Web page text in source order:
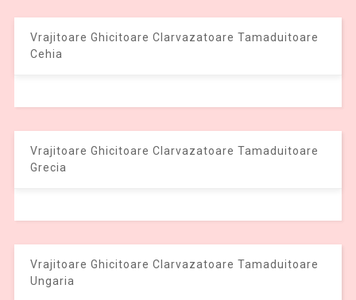
Vrajitoare Ghicitoare Clarvazatoare Tamaduitoare
Cehia
Vrajitoare Ghicitoare Clarvazatoare Tamaduitoare
Grecia
Vrajitoare Ghicitoare Clarvazatoare Tamaduitoare
Ungaria